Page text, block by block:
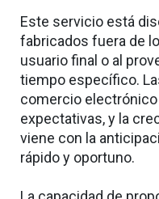
Este servicio está
fabricados fuera de
usuario final o al
tiempo específico.
comercio
expectativas, y la
viene con la
rápido y oportuno.